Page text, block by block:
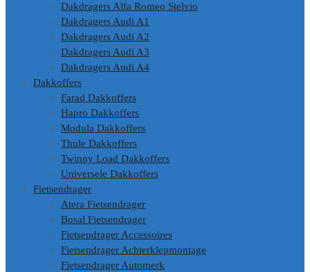
Dakdragers Alfa Romeo Stelvio
Dakdragers Audi A1
Dakdragers Audi A2
Dakdragers Audi A3
Dakdragers Audi A4
Dakkoffers
Farad Dakkoffers
Hapro Dakkoffers
Modula Dakkoffers
Thule Dakkoffers
Twinny Load Dakkoffers
Universele Dakkoffers
Fietsendrager
Atera Fietsendrager
Bosal Fietsendrager
Fietsendrager Accessoires
Fietsendrager Achterklepmontage
Fietsendrager Automerk